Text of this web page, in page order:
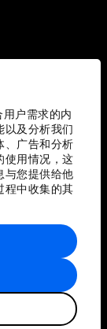
户需求的内
以及分析我们
、广告和分析
使用情况，这
与您提供给他
程中收集的其